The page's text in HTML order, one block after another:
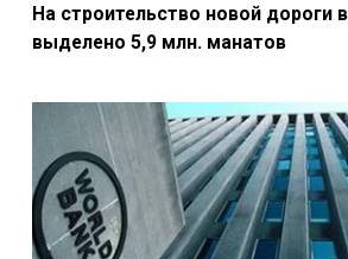
На строительство новой дороги
выделено 5,9 млн. манатов